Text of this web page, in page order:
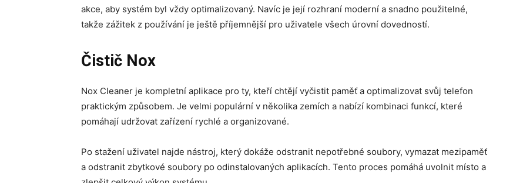
akce, aby systém byl vždy optimalizovaný. Navíc je její rozhraní moderní a snadno použitelné,
takže zážitek z používání je ještě příjemnější pro uživatele všech úrovní dovedností.
Čistič Nox
Nox Cleaner je kompletní aplikace pro ty, kteří chtějí vyčistit paměť a optimalizovat svůj telefon
praktickým způsobem. Je velmi populární v několika zemích a nabízí kombinaci funkcí, které
pomáhají udržovat zařízení rychlé a organizované.
Po stažení uživatel najde nástroj, který dokáže odstranit nepotřebné soubory, vymazat mezipaměť
a odstranit zbytkové soubory po odinstalovaných aplikacích. Tento proces pomáhá uvolnit místo a